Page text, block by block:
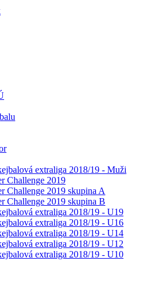
extraliga 2018/19 - Muži
Challenge 2019
Challenge 2019 skupina A
Challenge 2019 skupina B
extraliga 2018/19 - U19
extraliga 2018/19 - U16
extraliga 2018/19 - U14
extraliga 2018/19 - U12
extraliga 2018/19 - U10